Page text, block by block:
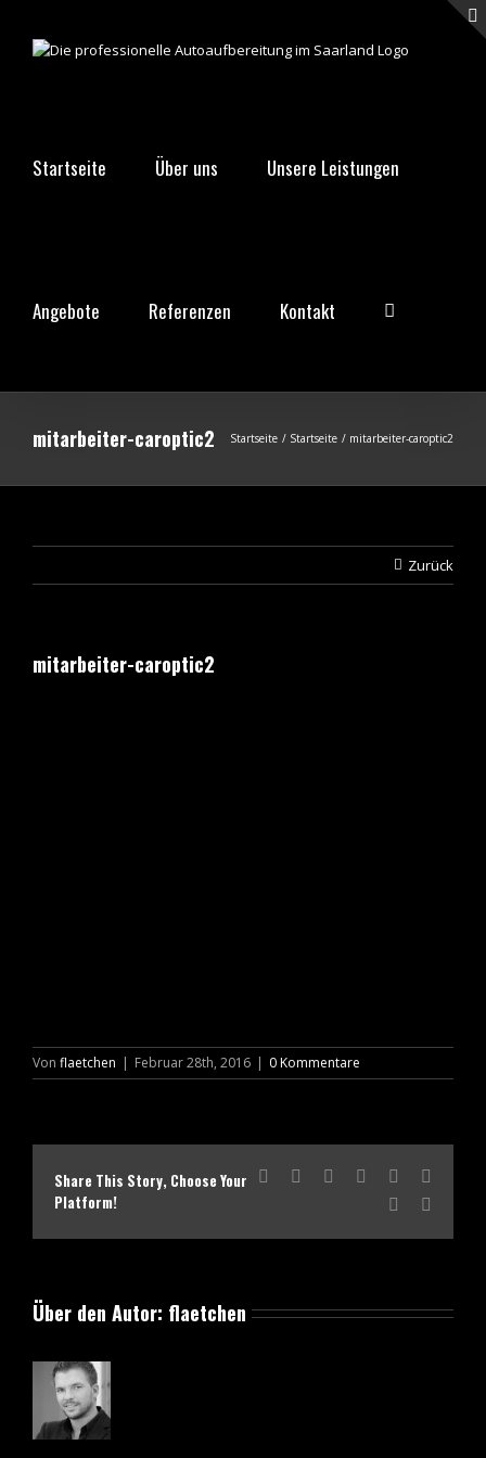
springen
Startseite Über uns Unsere Leistungen
Angebote Referenzen Kontakt
mitarbeiter-caroptic2 Startseite Startseite mitarbeiter-caroptic2
Zurück
mitarbeiter-caroptic2
Von flaetchen | Februar 28th, 2016 | 0 Kommentare
Share This Story, Choose Your
Platform!
Facebook Reddit LinkedIn
Tumblr
Über den Autor: flaetchen